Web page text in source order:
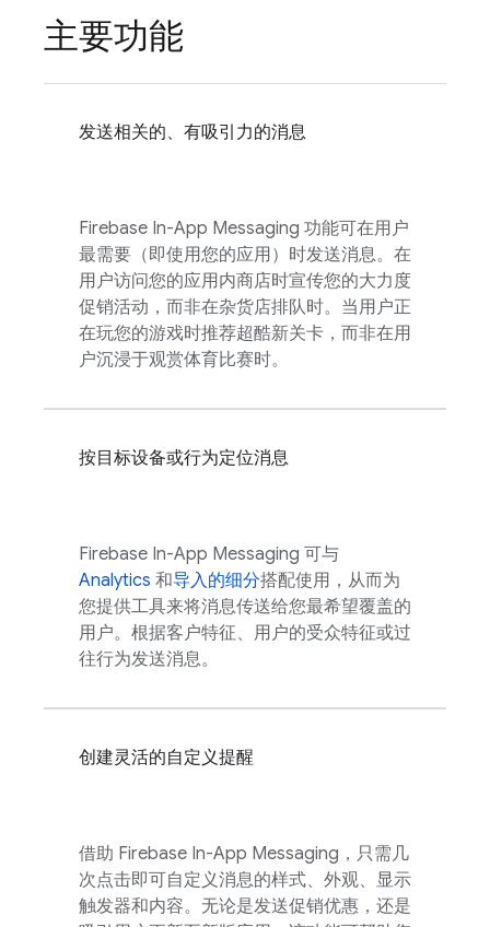
主要功能
发送相关的、有吸引力的消息
Firebase In-App Messaging 功能可在用户
最需要（即使用您的应用）时发送消息。在
用户访问您的应用内商店时宣传您的大力度
促销活动，而非在杂货店排队时。当用户正
在玩您的游戏时推荐超酷新关卡，而非在用
户沉浸于观赏体育比赛时。
按目标设备或行为定位消息
Firebase In-App Messaging 可与
Analytics 和导入的细分搭配使用，从而为
您提供工具来将消息传送给您最希望覆盖的
用户。根据客户特征、用户的受众特征或过
往行为发送消息。
创建灵活的自定义提醒
借助 Firebase In-App Messaging ，只需几
次点击即可自定义消息的样式、外观、显示
触发器和内容。无论是发送促销优惠，还是